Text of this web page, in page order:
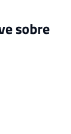
sobre